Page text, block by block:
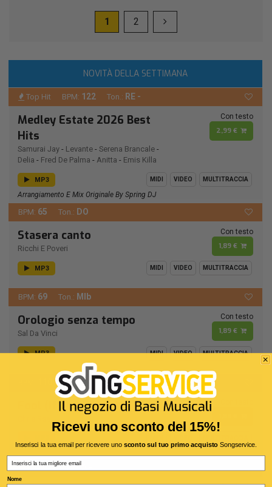
1 2
NOVITÀ DELLA SETTIMANA
Top Hit BPM: 122 Ton.: RE -
Medley Estate 2026 Best
Hits
Samurai Jay - Levante - Serena Brancale -
Delia - Fred De Palma - Anitta - Emis Killa
Con testo
2,99 €
MP3 MIDI VIDEO MULTITRACCIA
Arrangiamento E Mix Originale By Spring DJ
BPM: 65 Ton.: DO
Stasera canto
Ricchi E Poveri
Con testo
1,89 €
MP3 MIDI VIDEO MULTITRACCIA
BPM: 69 Ton.: MIb
Orologio senza tempo
Sal Da Vinci
Con testo
1,89 €
MP3 MIDI VIDEO MULTITRACCIA
Ton.:RE
Fool (If You Think It's Over)
BPM: 56 Ton.:LA -
Ricevi uno sconto del 15%!
Inserisci la tua email per ricevere uno sconto sul tuo primo acquistoSongservice.
Nome